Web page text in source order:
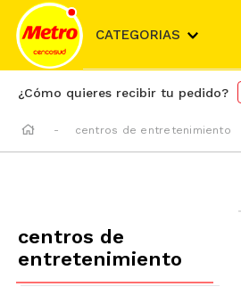
CATEGORIAS
¿Cómo quieres recibir tu pedido?
centros de entretenimiento
centros de
entretenimiento